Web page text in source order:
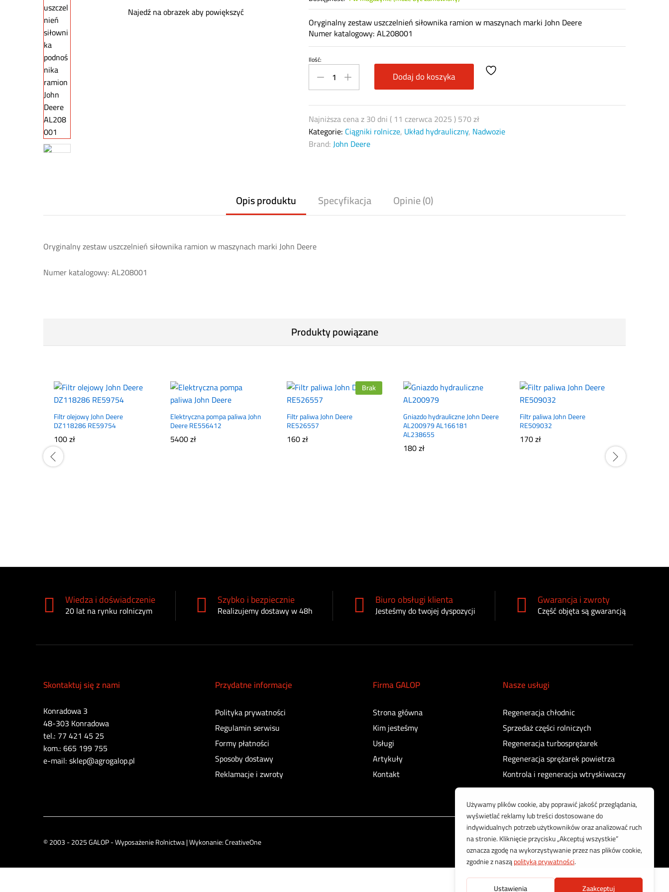
Najedź na obrazek aby powiększyć
Oryginalny zestaw uszczelnień siłownika ramion w maszynach marki John Deere
Numer katalogowy: AL208001
Zestaw
uszczelnień
siłownika
John
Deere
AL208001
Ilość:
Dodaj do koszyka
Najniższa cena z 30 dni ( 11 czerwca 2025)570zł
Kategorie: Ciągniki rolnicze, Układ hydrauliczny, Nadwozie
Brand:John Deere
Opis produktu Specyfikacja Opinie (0)
Oryginalny zestaw uszczelnień siłownika ramion w maszynach marki John Deere
Numer katalogowy: AL208001
Produkty powiązane
Filtr olejowy John Deere
DZ118286 RE59754
100zł
Elektryczna pompa paliwa John
Deere RE556412
5400zł
Brak
Filtr paliwa John Deere
RE526557
160zł
Gniazdo hydrauliczne John Deere
AL200979 AL166181
AL238655
180zł
Filtr paliwa John Deere
RE509032
170zł
Wiedza i doświadczenie
20 lat na rynku rolniczym
Szybko i bezpiecznie
Realizujemy dostawy w 48h
Biuro obsługi klienta
Jesteśmy do twojej dyspozycji
Gwarancja i zwroty
Część objęta są gwarancją
Skontaktuj się z nami
Konradowa 3
48-303 Konradowa
tel.: 77 421 45 25
kom.: 665 199 755
e-mail: sklep@agrogalop.pl
Przydatne informacje
Polityka prywatności
Regulamin serwisu
Formy płatności
Sposoby dostawy
Reklamacje i zwroty
Firma GALOP
Strona główna
Kim jesteśmy
Usługi
Artykuły
Kontakt
Nasze usługi
Regeneracja chłodnic
Sprzedaż części rolniczych
Regeneracja turbosprężarek
Regeneracja sprężarek powietrza
Kontrola i regeneracja wtryskiwaczy
© 2003 - 2025 GALOP - Wyposażenie Rolnictwa | Wykonanie:CreativeOne Korzystamy z bezpiecznych płatności